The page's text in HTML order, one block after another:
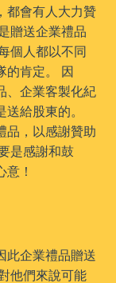
都會有人大力贊
贈送企業禮品
個人都以不同
的肯定。 因
、企業客製化紀
給股東的。
品，以感謝贊助
是感謝和鼓
！
此企業禮品贈送
他們來說可能